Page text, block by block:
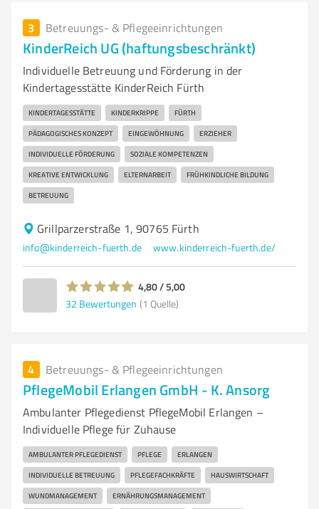
3 Betreuungs- & Pflegeeinrichtungen
KinderReich UG (haftungsbeschränkt)
Individuelle Betreuung und Förderung in der
Kindertagesstätte KinderReich Fürth
KINDERTAGESSTÄTTE KINDERKRIPPE FÜRTH
PÄDAGOGISCHES KONZEPT EINGEWÖHNUNG ERZIEHER
INDIVIDUELLE FÖRDERUNG SOZIALE KOMPETENZEN
KREATIVE ENTWICKLUNG ELTERNARBEIT FRÜHKINDLICHE BILDUNG
BETREUUNG
Grillparzerstraße 1, 90765 Fürth
info@kinderreich-fuerth.de www.kinderreich-fuerth.de/
4,80 / 5,00
32 Bewertungen (1 Quelle)
4 Betreuungs- & Pflegeeinrichtungen
PflegeMobil Erlangen GmbH - K. Ansorg
Ambulanter Pflegedienst PflegeMobil Erlangen –
Individuelle Pflege für Zuhause
AMBULANTER PFLEGEDIENST PFLEGE ERLANGEN
INDIVIDUELLE BETREUUNG PFLEGEFACHKRÄFTE HAUSWIRTSCHAFT
WUNDMANAGEMENT ERNÄHRUNGSMANAGEMENT